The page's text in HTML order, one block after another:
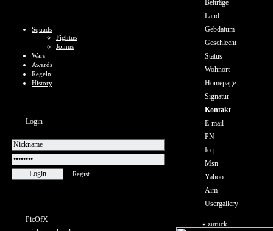
Squads
Fightus
Joinus
Wars
Awards
Regeln
History
Login
Regist
PicOfX
Beiträge
Land
Gebdatum
Geschlecht
Status
Wohnort
Homepage
Signatur
Kontakt
E-mail
PN
Icq
Msn
Yahoo
Aim
Usergallery
« zurück